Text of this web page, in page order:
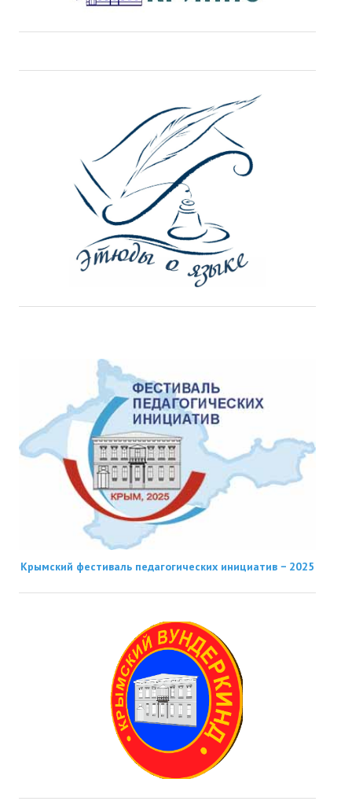
Крымский фестиваль педагогических инициатив − 2025